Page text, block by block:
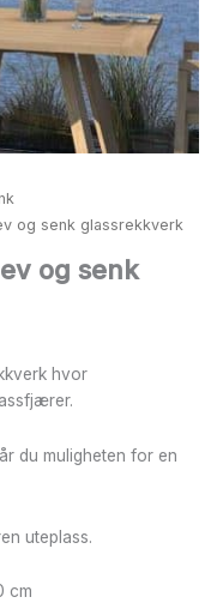
og senk glassrekkverk
og senk
hvor
du muligheten for en
uteplass.
cm